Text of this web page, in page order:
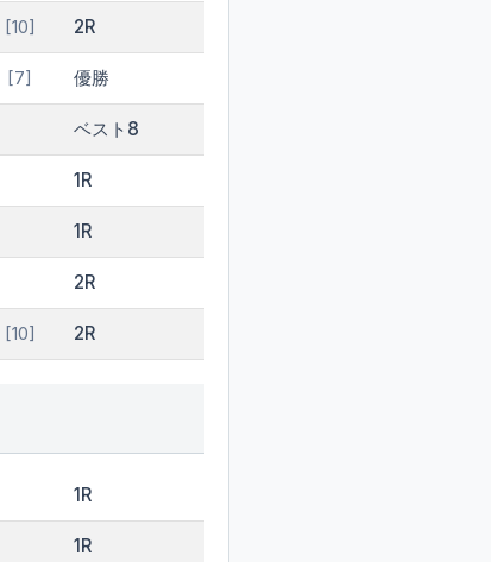
[10] 2R
[7] 優勝
ベスト8
1R
1R
2R
[10] 2R
1R
1R